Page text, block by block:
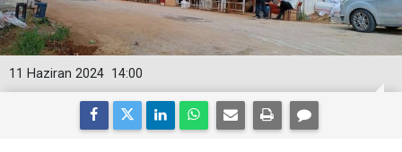
14:00
11 Haziran 2024